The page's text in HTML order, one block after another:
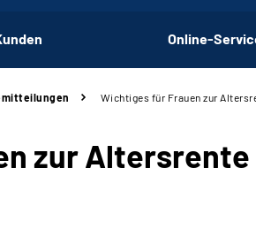
Online-
Wichtiges für Frauen zur
zur Altersrente